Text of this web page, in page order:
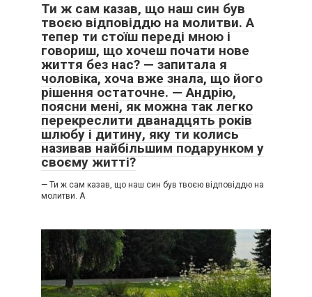
Ти ж сам казав, що наш син був
твоєю відповіддю на молитви. А
тепер ти стоїш переді мною і
говориш, що хочеш почати нове
життя без нас? — запитала я
чоловіка, хоча вже знала, що його
рішення остаточне. — Андрію,
поясни мені, як можна так легко
перекреслити дванадцять років
шлюбу і дитину, яку ти колись
називав найбільшим подарунком у
своєму житті?
— Ти ж сам казав, що наш син був твоєю відповіддю на
молитви. А